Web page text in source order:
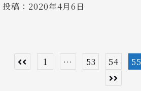
投稿： 2020年4月6日
投 1 … 53 54 55